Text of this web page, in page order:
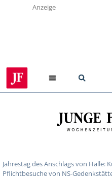
Anzeige
Jahrestag des Anschlags von
Pflichtbesuche von NS-